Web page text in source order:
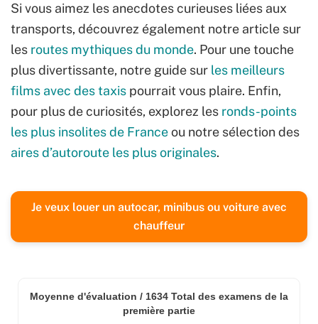
Si vous aimez les anecdotes curieuses liées aux
transports, découvrez également notre article sur
les routes mythiques du monde. Pour une touche
plus divertissante, notre guide sur les meilleurs
films avec des taxis pourrait vous plaire. Enfin,
pour plus de curiosités, explorez les ronds-points
les plus insolites de Franceou notre sélection des
aires d’autoroute les plus originales.
Je veux louer un autocar, minibus ou voiture avec
chauffeur
Moyenne d'évaluation / 1634 Total des examens de la
première partie